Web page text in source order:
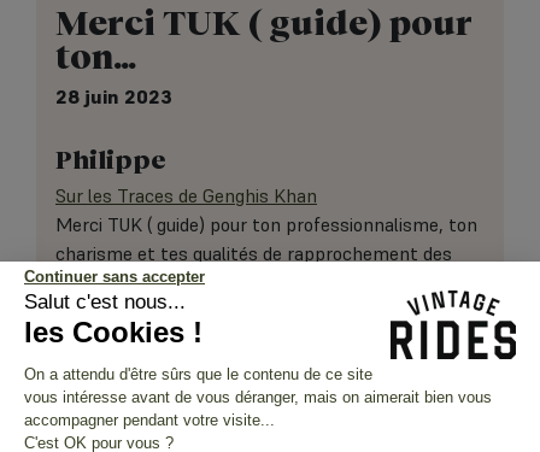
Merci TUK ( guide) pour
ton…
28 juin 2023
Philippe
Sur les Traces de Genghis Khan
Merci TUK ( guide) pour ton professionnalisme, ton
charisme et tes qualités de rapprochement des
participants. Superbe voyage avec des paysages à
couper le souffle. Certaines étapes devraient être à
mon avis allongées ( 50 à 70 kms/jour ( 3 h de
trajet) sont insuffisants
Continuer sans accepter
Salut c'est nous...
les Cookies !
On a attendu d'être sûrs que le contenu de ce site
vous intéresse avant de vous déranger, mais on aimerait bien vous
accompagner pendant votre visite...
C'est OK pour vous ?